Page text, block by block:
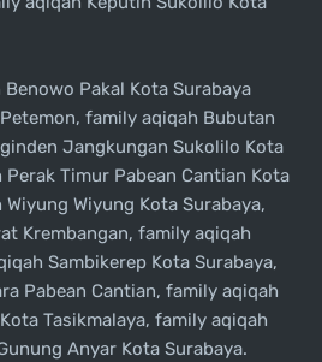
Pakal Kota Surabaya
family aqiqah Bubutan
Jangkungan Sukolilo Kota
Timur Pabean Cantian Kota
Wiyung Kota Surabaya,
Krembangan, family aqiqah
Sambikerep Kota Surabaya,
Pabean Cantian, family aqiqah
Tasikmalaya, family aqiqah
Anyar Kota Surabaya.